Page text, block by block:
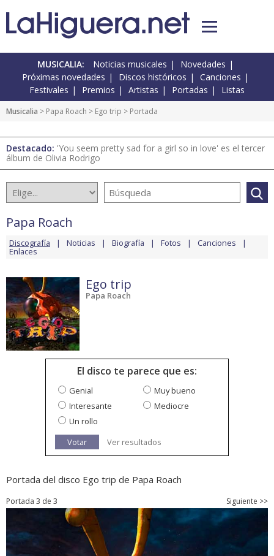
MUSICALIA: Noticias musicales
Novedades
Próximas novedades
Discos históricos
Canciones
Festivales
Premios Artistas Portadas Listas
Musicalia > Papa Roach > Ego trip > Portada
Destacado: 'You seem pretty sad for a girl so in love' es el tercer
álbum de Olivia Rodrigo
Papa Roach
Discografía Noticias Biografía Fotos Canciones
Enlaces
Ego trip
Papa Roach
El disco te parece que es:
Genial
Muy bueno
Interesante
Mediocre
Un rollo
Votar
Ver resultados
Portada del disco Ego trip de Papa Roach
Portada 3 de 3 Siguiente >>